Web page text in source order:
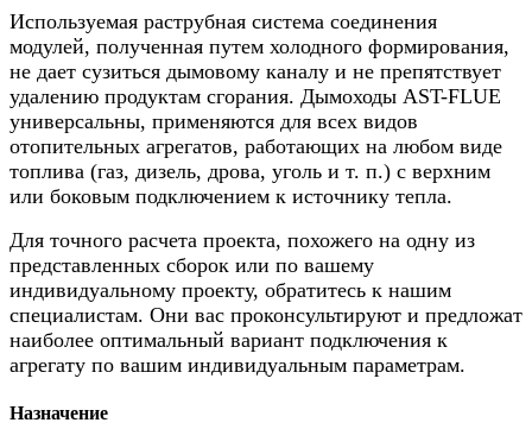
Используемая раструбная система соединения
модулей, полученная путем холодного формирования,
не дает сузиться дымовому каналу и не препятствует
удалению продуктам сгорания. Дымоходы AST-FLUE
универсальны, применяются для всех видов
отопительных агрегатов, работающих на любом виде
топлива (газ, дизель, дрова, уголь и т. п.) с верхним
или боковым подключением к источнику тепла.
Для точного расчета проекта, похожего на одну из
представленных сборок или по вашему
индивидуальному проекту, обратитесь к нашим
специалистам. Они вас проконсультируют и предложат
наиболее оптимальный вариант подключения к
агрегату по вашим индивидуальным параметрам.
Назначение